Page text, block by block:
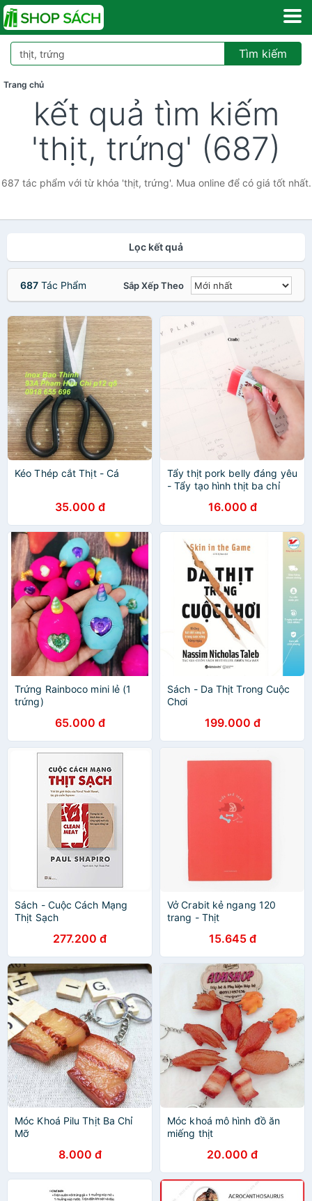
Tìm kiếm
Trang chủ
kết quả tìm kiếm
'thịt, trứng' (687)
687 tác phẩm với từ khóa 'thịt, trứng'. Mua online để có giá tốt nhất.
Lọc kết quả
687 Tác Phẩm Sắp Xếp Theo
Kéo Thép cắt Thịt - Cá
35.000 đ
Tẩy thịt pork belly đáng yêu
- Tẩy tạo hình thịt ba chỉ
16.000 đ
Trứng Rainboco mini lẻ (1
trứng)
65.000 đ
Sách - Da Thịt Trong Cuộc
Chơi
199.000 đ
Sách - Cuộc Cách Mạng
Thịt Sạch
277.200 đ
Vở Crabit kẻ ngang 120
trang - Thịt
15.645 đ
Móc Khoá Pilu Thịt Ba Chỉ
Mỡ
8.000 đ
Móc khoá mô hình đồ ăn
miếng thịt
20.000 đ